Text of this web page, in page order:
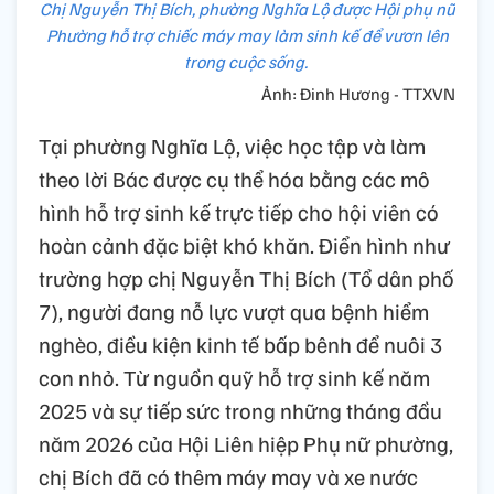
Chị Nguyễn Thị Bích, phường Nghĩa Lộ được Hội phụ nữ
Phường hỗ trợ chiếc máy may làm sinh kế để vươn lên
trong cuộc sống.
Ảnh: Đinh Hương - TTXVN
Tại phường Nghĩa Lộ, việc học tập và làm
theo lời Bác được cụ thể hóa bằng các mô
hình hỗ trợ sinh kế trực tiếp cho hội viên có
hoàn cảnh đặc biệt khó khăn. Điển hình như
trường hợp chị Nguyễn Thị Bích (Tổ dân phố
7), người đang nỗ lực vượt qua bệnh hiểm
nghèo, điều kiện kinh tế bấp bênh để nuôi 3
con nhỏ. Từ nguồn quỹ hỗ trợ sinh kế năm
2025 và sự tiếp sức trong những tháng đầu
năm 2026 của Hội Liên hiệp Phụ nữ phường,
chị Bích đã có thêm máy may và xe nước